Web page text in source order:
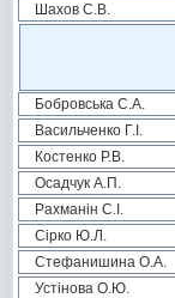
Шахов С.В.
Бобровська С.А.
Васильченко Г.І.
Костенко Р.В.
Осадчук А.П.
Рахманін С.І.
Сірко Ю.Л.
Стефанишина О.А.
Устінова О.Ю.